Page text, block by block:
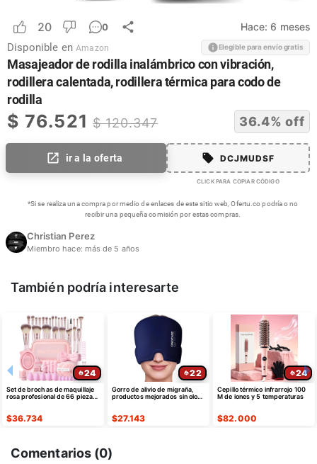
20 0 Hace: 6 meses
Disponible en Amazon Elegible para envío gratis
Masajeador de rodilla inalámbrico con vibración,
rodillera calentada, rodillera térmica para codo de
rodilla
$ 76.521 $120.347 36.4% off
ir a la oferta DCJMUDSF
CLICK PARA COPIAR CÓDIGO
*Si se realiza una compra por medio de enlaces de este sitio web, Ofertu.co podría o no
recibir una pequeña comisión por estas compras.
Christian Perez
Miembro hace: más de 5 años
También podría interesarte
24
Set de brochas de maquillaje
rosa profesional de 66 piezas
$36.734
22
Gorro de alivio de migraña,
productos mejorados sin olor
$27.143
24
Cepillo térmico infrarrojo 100
M de iones y 5 temperaturas
$82.000
Comentarios (0)